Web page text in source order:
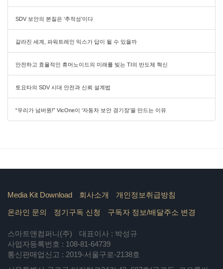
SDV 보안의 본질은 ‘추적성’이다
갈라진 세계, 파워트레인 믹스가 답이 될 수 있을까
안전하고 효율적인 휴머노이드의 미래를 빚는 TI의 반도체 혁신
토요타의 SDV 시대 안전과 신뢰 설계법
“우리가 넘버원!” VicOne이 ‘자동차 보안 경기장’을 만드는 이유
Media Kit Download 회사소개 개인정보취급방침
온라인 문의 정기구독 신청 구독자 정보/배달주소 변경
스마트앤컴퍼니(주)
대표이사 : 박성규
사업자등록번호 : 108-81-64739
통신판매업신고 : 2019-서울구로-2138호